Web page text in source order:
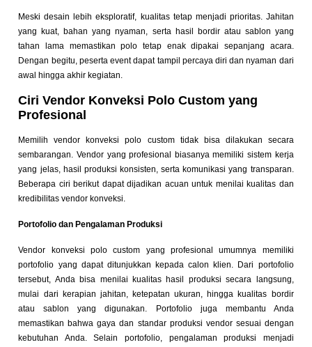
Meski desain lebih eksploratif, kualitas tetap menjadi prioritas. Jahitan
yang kuat, bahan yang nyaman, serta hasil bordir atau sablon yang
tahan lama memastikan polo tetap enak dipakai sepanjang acara.
Dengan begitu, peserta event dapat tampil percaya diri dan nyaman dari
awal hingga akhir kegiatan.
Ciri Vendor Konveksi Polo Custom yang
Profesional
Memilih vendor konveksi polo custom tidak bisa dilakukan secara
sembarangan. Vendor yang profesional biasanya memiliki sistem kerja
yang jelas, hasil produksi konsisten, serta komunikasi yang transparan.
Beberapa ciri berikut dapat dijadikan acuan untuk menilai kualitas dan
kredibilitas vendor konveksi.
Portofolio dan Pengalaman Produksi
Vendor konveksi polo custom yang profesional umumnya memiliki
portofolio yang dapat ditunjukkan kepada calon klien. Dari portofolio
tersebut, Anda bisa menilai kualitas hasil produksi secara langsung,
mulai dari kerapian jahitan, ketepatan ukuran, hingga kualitas bordir
atau sablon yang digunakan. Portofolio juga membantu Anda
memastikan bahwa gaya dan standar produksi vendor sesuai dengan
kebutuhan Anda. Selain portofolio, pengalaman produksi menjadi